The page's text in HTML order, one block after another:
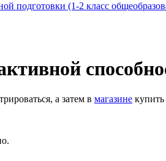
подготовки (1-2 класс
а затем в магазине купить